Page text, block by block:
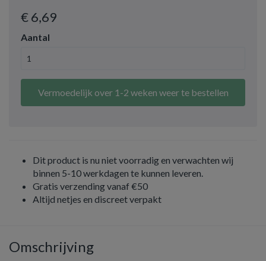
€ 6,69
Aantal
Vermoedelijk over 1-2 weken weer te bestellen
Dit product is nu niet voorradig en verwachten wij
binnen 5-10 werkdagen te kunnen leveren.
Gratis verzending vanaf €50
Altijd netjes en discreet verpakt
Omschrijving